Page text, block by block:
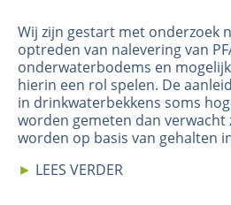
Wij zijn gestart met onderzoek
optreden van nalevering van
onderwaterbodems en
hierin een rol spelen. De
in drinkwaterbekkens soms
worden gemeten dan verwacht
worden op basis van gehalten
► LEES VERDER